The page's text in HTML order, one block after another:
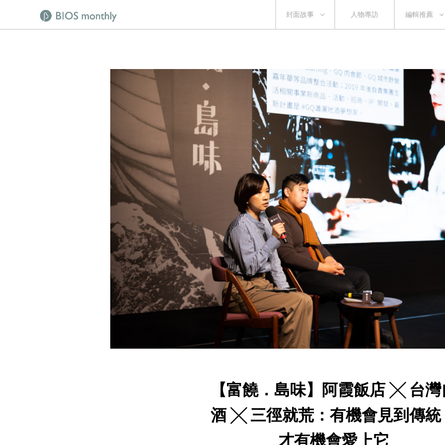
封面故事 人物專訪 編輯推薦
【富饒．島味】阿霞飯店 ╳ 台灣
酒 ╳ 三徑就荒：有機會見到傳統
才有機會愛上它